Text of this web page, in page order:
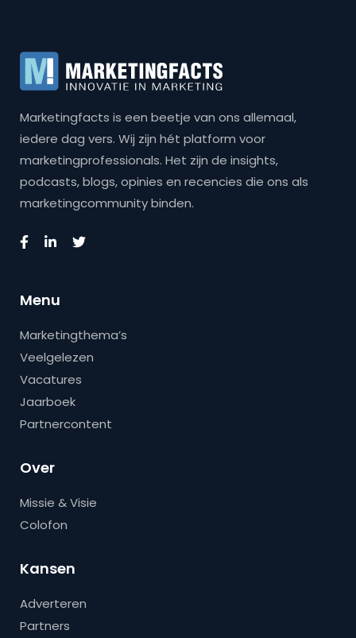
Marketingfacts is een beetje van ons allemaal,
iedere dag vers. Wij zijn hét platform voor
marketingprofessionals. Het zijn de insights,
podcasts, blogs, opinies en recencies die ons als
marketingcommunity binden.
Menu
Marketingthema’s
Veelgelezen
Vacatures
Jaarboek
Partnercontent
Over
Missie & Visie
Colofon
Kansen
Adverteren
Partners